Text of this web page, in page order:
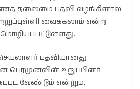
தலைமை பதவி வழங்கினால்
வைக்கலாம் என்ற
பதவியானது
பெரமுனவின் உறுப்பினர்
வேண்டும் என்றும்,